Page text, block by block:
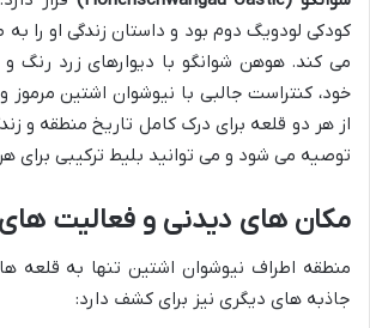
کودکی لودویگ دوم بود و داستان زندگی او را
می کند. هوهن شوانگو با دیوارهای زرد رنگ
خود، کنتراست جالبی با نیوشوان اشتین مرموز و
از هر دو قلعه برای درک کامل تاریخ منطقه و
توصیه می شود و می توانید بلیط ترکیبی برای
مکان های دیدنی و فعالیت
منطقه اطراف نیوشوان اشتین تنها به قلعه
جاذبه های دیگری نیز برای کشف دارد: